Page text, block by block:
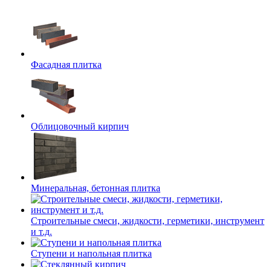
Фасадная плитка
Облицовочный кирпич
Минеральная, бетонная плитка
Строительные смеси, жидкости, герметики, инструмент
и т.д.
Ступени и напольная плитка